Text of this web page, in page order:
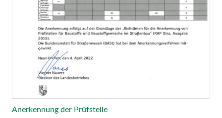
Anerkennung der Prüfstelle